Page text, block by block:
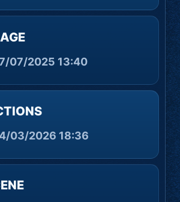
07/2025 13:40
03/2026 18:36